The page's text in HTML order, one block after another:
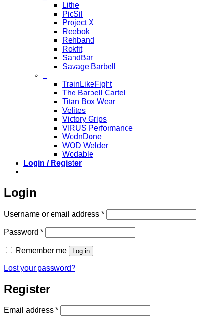
Lithe
PicSil
Project X
Reebok
Rehband
Rokfit
SandBar
Savage Barbell
TrainLikeFight
The Barbell Cartel
Titan Box Wear
Velites
Victory Grips
VIRUS Performance
WodnDone
WOD Welder
Wodable
Login / Register
Login
Username or email address *Required
Password *Required
Remember me Log in
Lost your password?
Register
Email address *Required